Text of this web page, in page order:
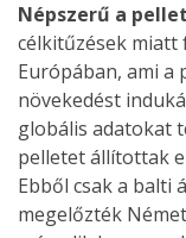
Népszerű a pellet
célkitűzések
Európában, ami a
növekedést
globális adatokat
pelletet állítottak
Ebből csak a balti
megelőzték